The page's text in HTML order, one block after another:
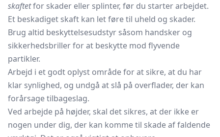
skaftetfor skader eller splinter, før du starter arbejdet.
Et beskadiget skaft kan let føre til uheld og skader.
Brug altid beskyttelsesudstyr såsom handsker og
sikkerhedsbriller for at beskytte mod flyvende
partikler.
Arbejd i et godt oplyst område for at sikre, at du har
klar synlighed, og undgå at slå på overflader, der kan
forårsage tilbageslag.
Ved arbejde på højder, skal det sikres, at der ikke er
nogen under dig, der kan komme til skade af faldende